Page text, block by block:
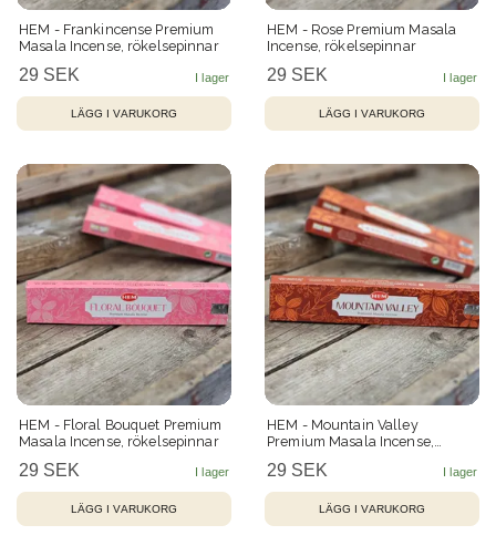
HEM - Frankincense Premium
Masala Incense, rökelsepinnar
29 SEK
HEM - Rose Premium Masala
Incense, rökelsepinnar
29 SEK
HEM - Floral Bouquet Premium
Masala Incense, rökelsepinnar
29 SEK
HEM - Mountain Valley
Premium Masala Incense,
29 SEK